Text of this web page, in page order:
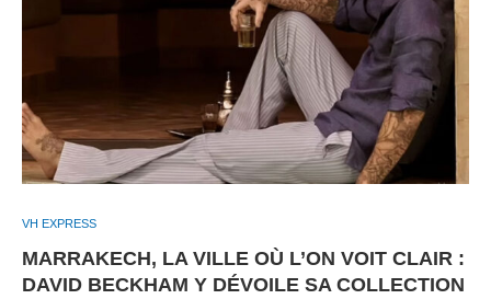
VH EXPRESS
MARRAKECH, LA VILLE OÙ L’ON VOIT CLAIR :
DAVID BECKHAM Y DÉVOILE SA COLLECTION